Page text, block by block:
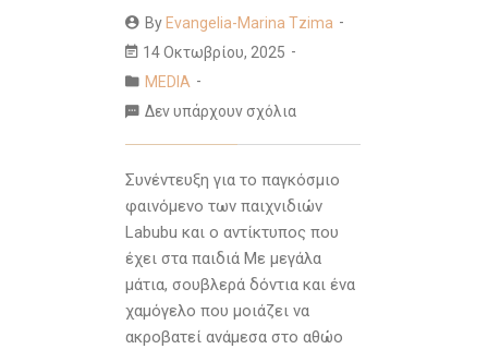
By Evangelia-Marina Tzima
14 Οκτωβρίου, 2025
MEDIA
Δεν υπάρχουν σχόλια
Συνέντευξη για το παγκόσμιο
φαινόμενο των παιχνιδιών
Labubu και ο αντίκτυπος που
έχει στα παιδιά Με μεγάλα
μάτια, σουβλερά δόντια και ένα
χαμόγελο που μοιάζει να
ακροβατεί ανάμεσα στο αθώο